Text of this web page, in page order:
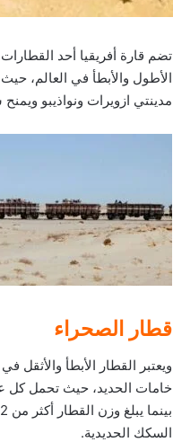
تضم قارة أفريقيا أحد
الأطول والأبطأ في العالم،
مدينتي ازويرات ونواذيبو ويمنح
قطار الصحراء
السكك الحديدية.